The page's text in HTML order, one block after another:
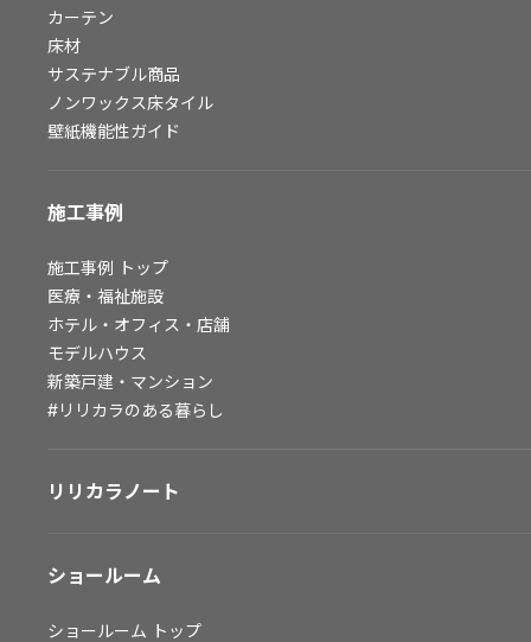
非住宅案件に関するお問い合わせ
事業紹介
スペースソリューション事業
ファシリティソリューション事業
不動産投資開発事業
会社情報
採用情報
カーテン
床材
サステナブル商品
ノンワックス床タイル
壁紙機能性ガイド
施工事例
施工事例 トップ
医療・福祉施設
ホテル・オフィス・店舗
モデルハウス
新築戸建・マンション
#リリカラのある暮らし
リリカラノート
ショールーム
ショールーム トップ